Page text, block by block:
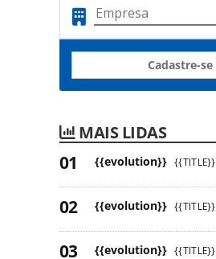
Cadastre-se
MAIS LIDAS
{{evolution}} {{TITLE}}
{{evolution}} {{TITLE}}
{{evolution}} {{TITLE}}